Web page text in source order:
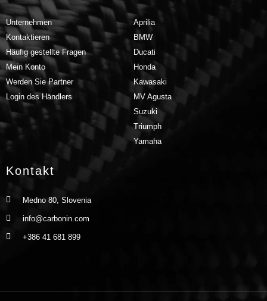
Unternehmen
Kontaktieren
Häufig gestellte Fragen
Mein Konto
Werden Sie Partner
Login des Händlers
Aprilia
BMW
Ducati
Honda
Kawasaki
MV Agusta
Suzuki
Triumph
Yamaha
Kontakt
Medno 80, Slovenia
info@carbonin.com
+386 41 681 899